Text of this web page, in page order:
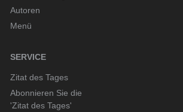
Autoren
Menü
SERVICE
Zitat des Tages
Abonnieren Sie die
'Zitat des Tages'